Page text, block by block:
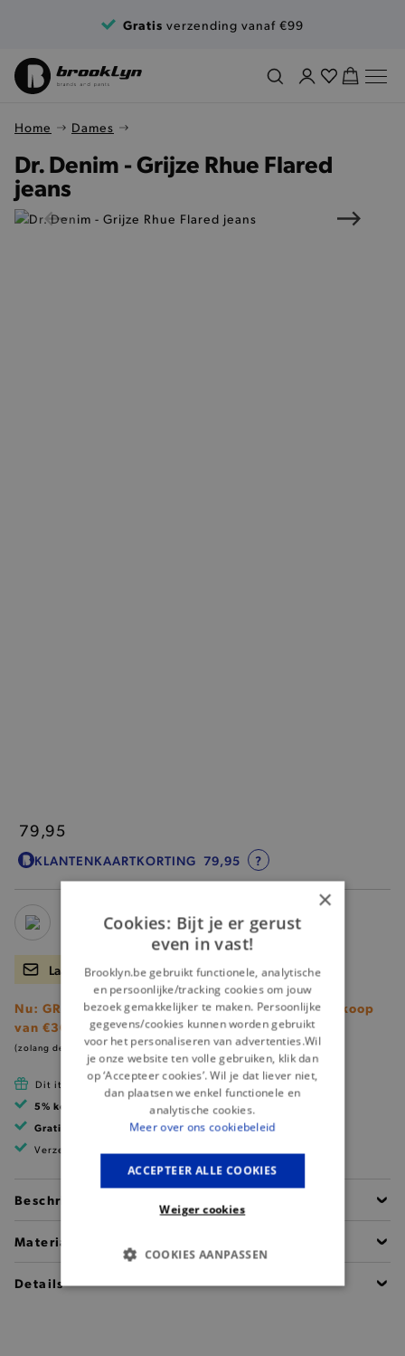
Gratis verzending vanaf €99
Home Dames
Dr. Denim - Grijze Rhue Flared
jeans
79,95
KLANTENKAARTKORTING 79,95 ?
Laat me weten wanneer er terug voorraad is.
Nu: GRATIS Brooklyn shopper (t.w.v. €25) bij aankoop
van €300 nieuwe collectie!
(zolang de voorraad strekt)
Dit item is betaalbaar met Cadeau Pass
5% korting met klantenkaart
Gratis verzending
vanaf 99 EUR
Verzending binnen 1 à 2 werkdagen
Beschrijving
Materiaal
Details
×
Cookies: Bijt je er gerust
even in vast!
Brooklyn.be gebruikt functionele, analytische
en persoonlijke/tracking cookies om jouw
bezoek gemakkelijker te maken. Persoonlijke
gegevens/cookies kunnen worden gebruikt
voor het personaliseren van advertenties.Wil
je onze website ten volle gebruiken, klik dan
op ‘Accepteer cookies’. Wil je dat liever niet,
dan plaatsen we enkel functionele en
analytische cookies.
Meer over ons cookiebeleid
ACCEPTEER ALLE COOKIES
Weiger cookies
COOKIES AANPASSEN
BASIS COOKIES